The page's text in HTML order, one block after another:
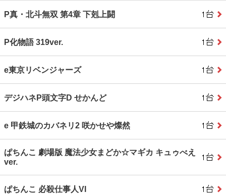
P真・北斗無双 第4章 下剋上闘
P化物語 319ver.
e東京リベンジャーズ
デジハネP頭文字D せかんど
e 甲鉄城のカバネリ2 咲かせや燦然
ぱちんこ 劇場版 魔法少女まどか☆マギカ キュゥべえ
ver.
ぱちんこ 必殺仕事人VI